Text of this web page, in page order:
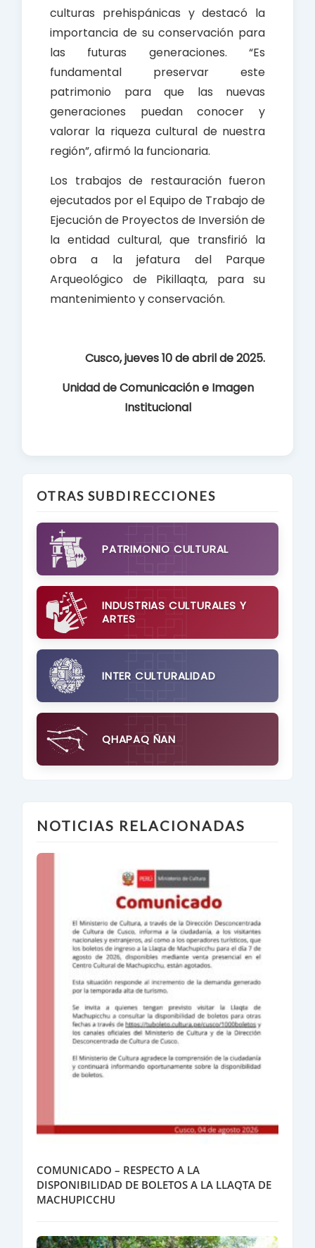
culturas prehispánicas y destacó la
importancia de su conservación para
las futuras generaciones. “Es
fundamental preservar este
patrimonio para que las nuevas
generaciones puedan conocer y
valorar la riqueza cultural de nuestra
región”, afirmó la funcionaria.
Los trabajos de restauración fueron
ejecutados por el Equipo de Trabajo de
Ejecución de Proyectos de Inversión de
la entidad cultural, que transfirió la
obra a la jefatura del Parque
Arqueológico de Pikillaqta, para su
mantenimiento y conservación.
Cusco, jueves 10 de abril de 2025.
Unidad de Comunicación e Imagen
Institucional
OTRAS SUBDIRECCIONES
PATRIMONIO CULTURAL
INDUSTRIAS CULTURALES Y
ARTES
INTER CULTURALIDAD
QHAPAQ ÑAN
NOTICIAS RELACIONADAS
COMUNICADO – RESPECTO A LA
DISPONIBILIDAD DE BOLETOS A LA LLAQTA DE
MACHUPICCHU